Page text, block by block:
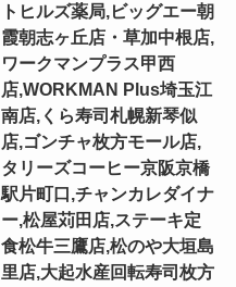
トヒルズ薬局,ビッグエー朝
霞朝志ヶ丘店・草加中根店,
ワークマンプラス甲西
店,WORKMAN Plus埼玉江
南店,くら寿司札幌新琴似
店,ゴンチャ枚方モール店,
タリーズコーヒー京阪京橋
駅片町口,チャンカレダイナ
ー,松屋苅田店,ステーキ定
食松牛三鷹店,松のや大垣島
里店,大起水産回転寿司枚方